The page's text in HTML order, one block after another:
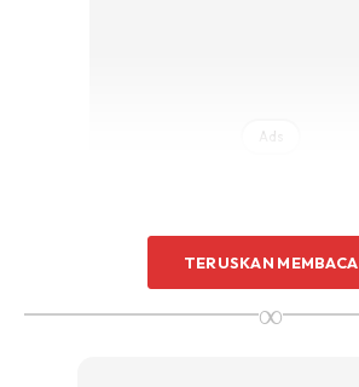
Ads
TERUSKAN MEMBACA
∞